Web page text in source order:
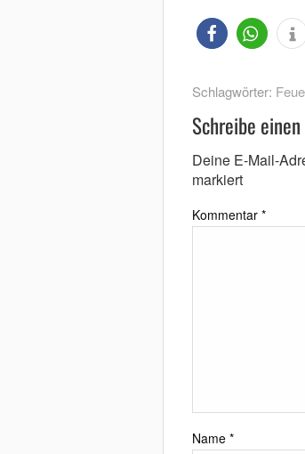
Schlagwörter:
Schreibe
Deine E-Mail-
markiert
Kommentar *
Name *